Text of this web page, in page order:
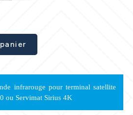
infrarouge pour terminal satellite
ou Servimat Sirius 4K